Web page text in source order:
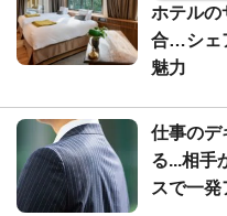
ホテルの
合…シェ
魅力
仕事のデ
る...相手
スで一